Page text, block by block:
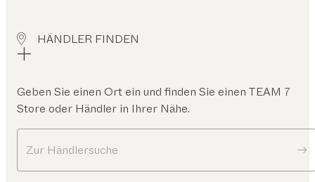
HÄNDLER FINDEN
Geben Sie einen Ort ein und finden Sie einen TEAM 7
Store oder Händler in Ihrer Nähe.
Zur Händlersuche